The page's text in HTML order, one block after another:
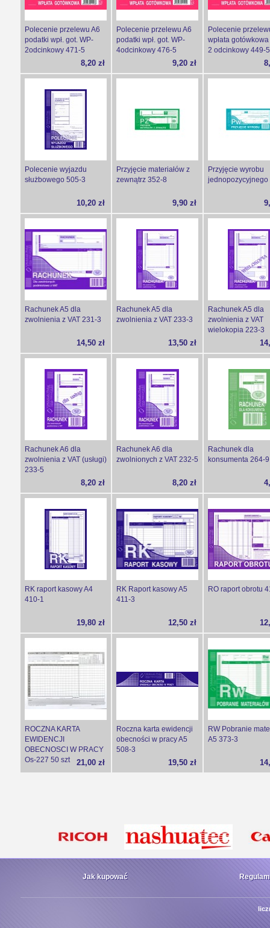
Polecenie przelewu A6
podatki wpł. got. WP-
2odcinkowy 471-5
8,20 zł
Polecenie przelewu A6
podatki wpł. got. WP-
4odcinkowy 476-5
9,20 zł
Polecenie
wpłata
2 odcinkowy 449-5
Polecenie wyjazdu
służbowego 505-3
10,20 zł
Przyjęcie materiałów z
zewnątrz 352-8
9,90 zł
Przyjęcie wyrobu
jednopozycyjnego
Rachunek A5 dla
zwolnienia z VAT 231-3
14,50 zł
Rachunek A5 dla
zwolnienia z VAT 233-3
13,50 zł
Rachunek A5 dla
zwolnienia z VAT
wielokopia 223-3
Rachunek A6 dla
zwolnienia z VAT (usługi)
233-5
8,20 zł
Rachunek A6 dla
zwolnionych z VAT 232-5
8,20 zł
Rachunek dla
konsumenta 264-9
RK raport kasowy A4
410-1
19,80 zł
RK Raport kasowy A5
411-3
12,50 zł
RO raport obrotu
ROCZNA KARTA
EWIDENCJI
OBECNOSCI W PRACY
Os-227 50 szt
21,00 zł
Roczna karta ewidencji
obecności w pracy A5
508-3
19,50 zł
RW Pobranie
A5 373-3
Jak kupować